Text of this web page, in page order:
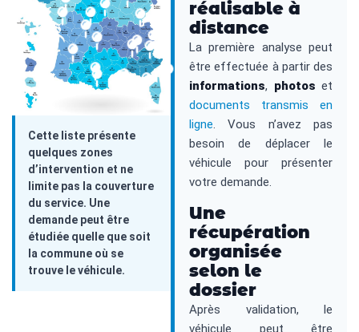
Cette liste présente
quelques zones
d’intervention et ne
limite pas la couverture
du service. Une
demande peut être
étudiée quelle que soit
la commune où se
trouve le véhicule.
réalisable à
distance
La première analyse peut
être effectuée à partir des
informations, photos et
documents transmis en
ligne. Vous n’avez pas
besoin de déplacer le
véhicule pour présenter
votre demande.
Une
récupération
organisée
selon le
dossier
Après validation, le